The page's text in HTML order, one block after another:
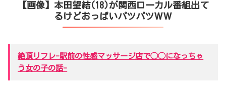
【画像】本田望結(18)が関西ローカル番組出て
るけどおっぱいパツパツＷＷ
絶頂リフレ-駅前の性感マッサージ店で◯◯になっちゃ
う女の子の話-